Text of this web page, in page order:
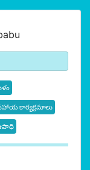
కార్యక్రమాలు
ఉపాధి